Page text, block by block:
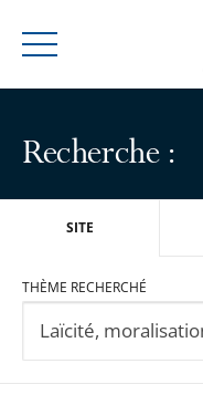
Menu
Recherche :
SITE
THÈME RECHERCHÉ